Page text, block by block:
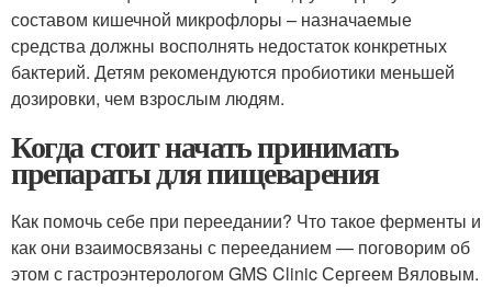
составом кишечной микрофлоры – назначаемые
средства должны восполнять недостаток конкретных
бактерий. Детям рекомендуются пробиотики меньшей
дозировки, чем взрослым людям.
Когда стоит начать принимать
препараты для пищеварения
Как помочь себе при переедании? Что такое ферменты и
как они взаимосвязаны с перееданием — поговорим об
этом с гастроэнтерологом GMS Clinic Сергеем Вяловым.